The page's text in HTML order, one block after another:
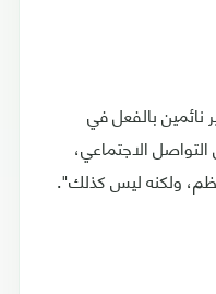
بالفعل في
الاجتماعي،
ولكنه ليس كذلك".